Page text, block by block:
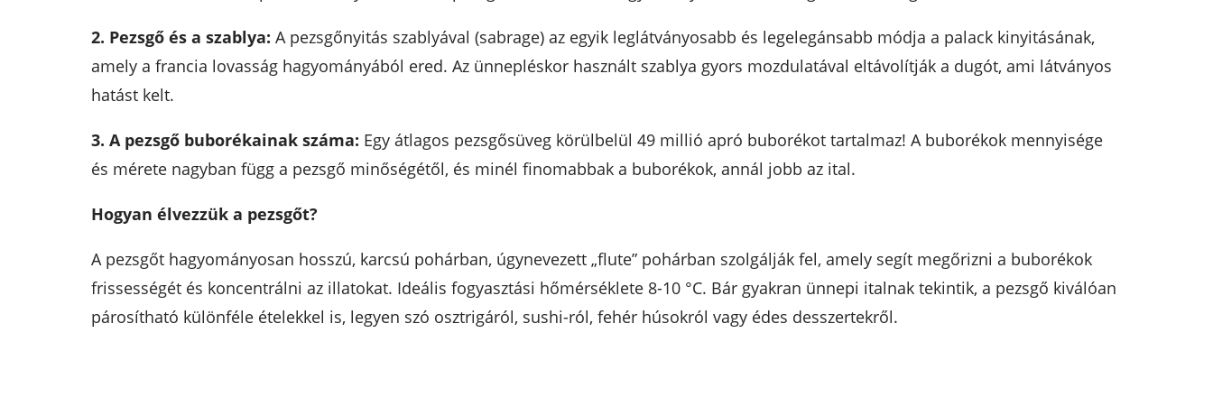
2. Pezsgő és a szablya: A pezsgőnyitás szablyával (sabrage) az egyik leglátványosabb és legelegánsabb módja a palack kinyitásának,
amely a francia lovasság hagyományából ered. Az ünnepléskor használt szablya gyors mozdulatával eltávolítják a dugót, ami látványos
hatást kelt.
3. A pezsgő buborékainak száma: Egy átlagos pezsgősüveg körülbelül 49 millió apró buborékot tartalmaz! A buborékok mennyisége
és mérete nagyban függ a pezsgő minőségétől, és minél finomabbak a buborékok, annál jobb az ital.
Hogyan élvezzük a pezsgőt?
A pezsgőt hagyományosan hosszú, karcsú pohárban, úgynevezett „flute” pohárban szolgálják fel, amely segít megőrizni a buborékok
frissességét és koncentrálni az illatokat. Ideális fogyasztási hőmérséklete 8-10 °C. Bár gyakran ünnepi italnak tekintik, a pezsgő kiválóan
párosítható különféle ételekkel is, legyen szó osztrigáról, sushi-ról, fehér húsokról vagy édes desszertekről.